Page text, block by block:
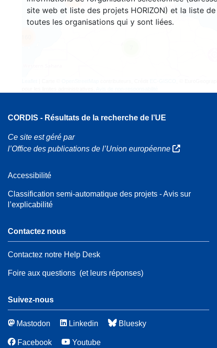
site web et liste des projets HORIZON) et la liste de
toutes les organisations qui y sont liées.
CORDIS - Résultats de la recherche de l’UE
Ce site est géré par
l’Office des publications de l’Union européenne
Accessibilité
Classification semi-automatique des projets - Avis sur
l’explicabilité
Contactez nous
Contactez notre Help Desk
Foire aux questions (et leurs réponses)
Suivez-nous
Mastodon Linkedin Bluesky
Facebook Youtube